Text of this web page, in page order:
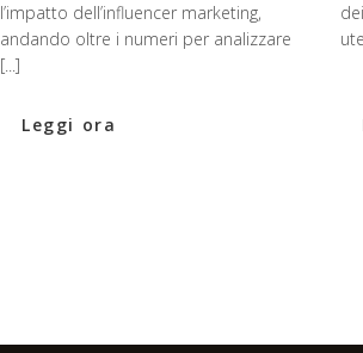
l’impatto dell’influencer marketing,
andando oltre i numeri per analizzare
[...]
Leggi ora